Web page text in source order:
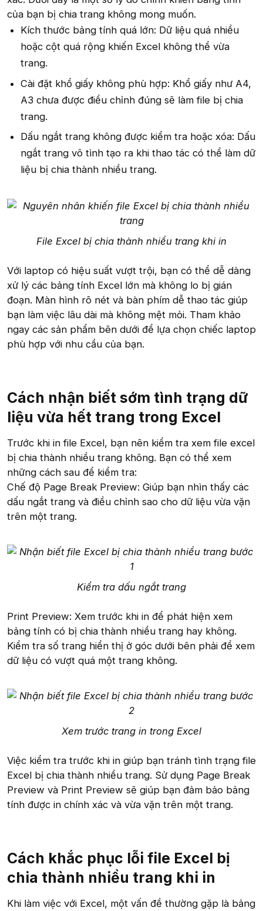
của bạn bị chia trang không mong muốn.
Kích thước bảng tính quá lớn: Dữ liệu quá nhiều
hoặc cột quá rộng khiến Excel không thể vừa
trang.
Cài đặt khổ giấy không phù hợp: Khổ giấy như A4,
A3 chưa được điều chỉnh đúng sẽ làm file bị chia
trang.
Dấu ngắt trang không được kiểm tra hoặc xóa: Dấu
ngắt trang vô tình tạo ra khi thao tác có thể làm dữ
liệu bị chia thành nhiều trang.
File Excel bị chia thành nhiều trang khi in
Với laptop có hiệu suất vượt trội, bạn có thể dễ dàng
xử lý các bảng tính Excel lớn mà không lo bị gián
đoạn. Màn hình rõ nét và bàn phím dễ thao tác giúp
bạn làm việc lâu dài mà không mệt mỏi. Tham khảo
ngay các sản phẩm bên dưới để lựa chọn chiếc laptop
phù hợp với nhu cầu của bạn.
Cách nhận biết sớm tình trạng dữ
liệu vừa hết trang trong Excel
Trước khi in file Excel, bạn nên kiểm tra xem file excel
bị chia thành nhiều trang không. Bạn có thể xem
những cách sau để kiểm tra:
Chế độ Page Break Preview: Giúp bạn nhìn thấy các
dấu ngắt trang và điều chỉnh sao cho dữ liệu vừa vặn
trên một trang.
Kiểm tra dấu ngắt trang
Print Preview: Xem trước khi in để phát hiện xem
bảng tính có bị chia thành nhiều trang hay không.
Kiểm tra số trang hiển thị ở góc dưới bên phải để xem
dữ liệu có vượt quá một trang không.
Xem trước trang in trong Excel
Việc kiểm tra trước khi in giúp bạn tránh tình trạng file
Excel bị chia thành nhiều trang. Sử dụng Page Break
Preview và Print Preview sẽ giúp bạn đảm bảo bảng
tính được in chính xác và vừa vặn trên một trang.
Cách khắc phục lỗi file Excel bị
chia thành nhiều trang khi in
Khi làm việc với Excel, một vấn đề thường gặp là bảng